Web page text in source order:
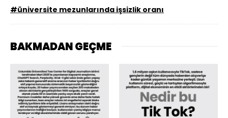
#üniversite mezunlarında işsizlik oranı
BAKMADAN GEÇME